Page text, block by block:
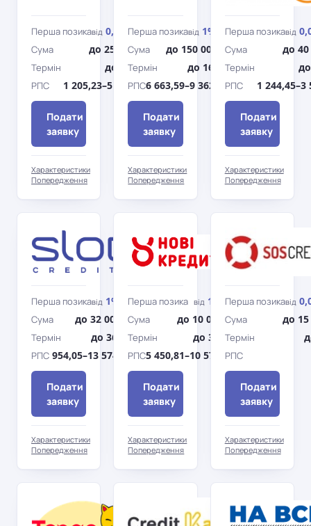
Перша позикавід 0,01%/день
Сума до 25 000 грн
Термін до 360 дн.
РПС 1 205,23–5 510,78%
Подати
заявку
Характеристики
Попередження
Перша позикавід 1% /день
Сума до 150 000 грн
Термін до 169 дн.
РПС6 663,59–9 362,43%
Подати
заявку
Характеристики
Попередження
Перша позикавід
Сума до 40
Термін
РПС 1 244,45–3
Подати
заявку
Характеристики
Попередження
SlonCredit
Перша позикавід 1% /день
Сума до 32 000 грн
Термін до 365 дн.
РПС 954,05–13 574,76%
Подати
заявку
Характеристики
Попередження
Нові
Кредити
Перша позика від 1% /день
Сума до 10 000 грн
Термін до 365 дн.
РПС5 450,81–10 570,66%
Подати
заявку
Характеристики
Попередження
Перша позикавід
Сума до 15
Термін
РПС
Подати
заявку
Характеристики
Попередження
Кредит
Каса